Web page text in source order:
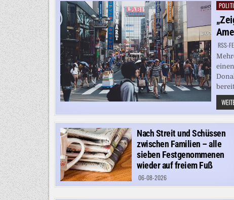
in
RSS-
Nach Streit und Schüssen
zwischen Familien – alle
sieben Festgenommenen
wieder auf freiem Fuß
06-08-2026